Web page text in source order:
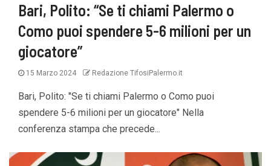
Bari, Polito: “Se ti chiami Palermo o
Como puoi spendere 5-6 milioni per un
giocatore”
15 Marzo 2024 Redazione TifosiPalermo.it
Bari, Polito: "Se ti chiami Palermo o Como puoi
spendere 5-6 milioni per un giocatore" Nella
conferenza stampa che precede...